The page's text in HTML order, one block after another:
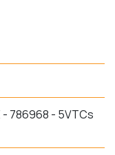
786968 - 5VTCs